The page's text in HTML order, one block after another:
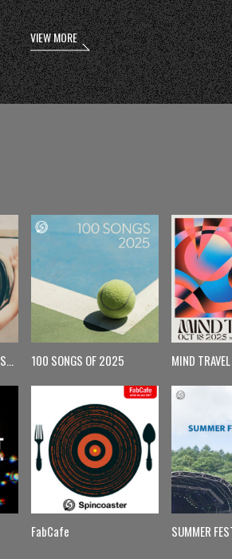
VIEW MORE
【月曜更新】Monday Spin 100 SONGS OF 2025
FabCafe
MIND TRAVEL
SUMMER